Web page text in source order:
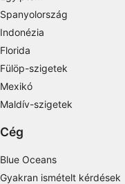
Spanyolország
Indonézia
Florida
Fülöp-szigetek
Mexikó
Maldív-szigetek
Cég
Blue Oceans
Gyakran ismételt kérdések
Measure content
Understand
combinations of data
Develop and improve
IAB Special Features:
Use precise